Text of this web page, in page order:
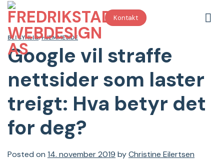
Skip
content
Kontakt
BLI SYNLIG,HJEMMESIDE
Google vil straffe
nettsider som laster
treigt: Hva betyr det
for deg?
Posted on 14. november 2019 byChristine Eilertsen